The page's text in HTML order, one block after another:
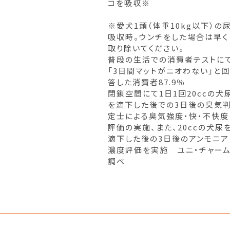
コを吸収※
※愛犬1頭（体重10kg以下）の尿
吸収時。ウンチをした場合は早く
取り除いてください。
普段の生活での消費者テストに
「3日間マットがニオわない」と回
答した消費者87.9％
閉鎖空間にて1日1回20ccの犬
を滴下した後での3日後の臭気判
定士による臭気強度・快・不快度
評価の実施、また、20ccの犬尿を
滴下した後の3日後のアンモニア
濃度評価を実施 ユニ・チャーム
調べ